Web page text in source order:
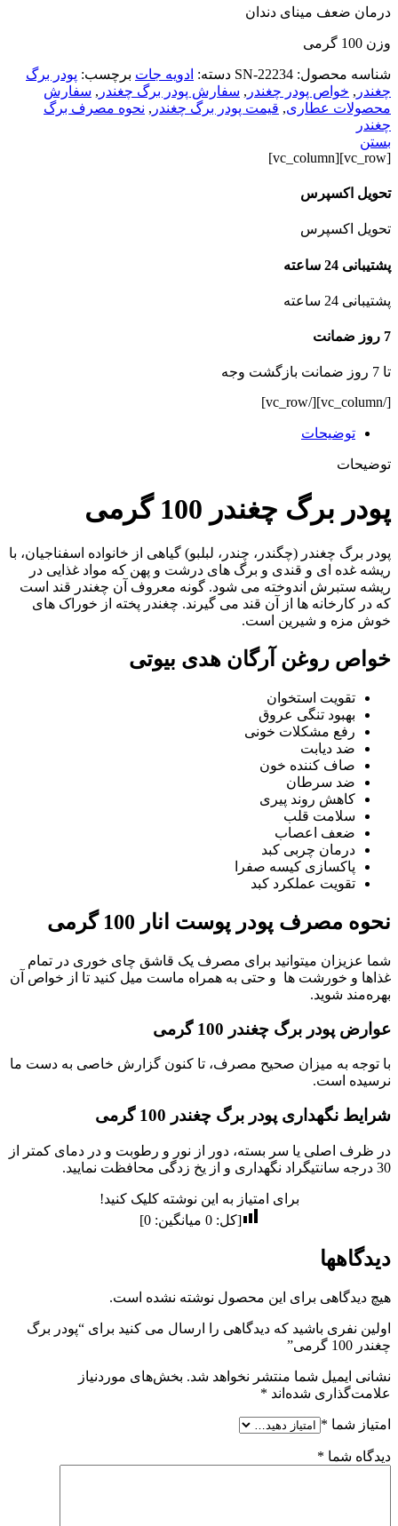
درمان ضعف مینای دندان
وزن 100 گرمی
شناسه محصول: SN-22234 دسته: ادویه جات برچسب: پودر برگ
چغندر , خواص پودر چغندر , سفارش پودر برگ چغندر , سفارش
محصولات عطاری, قیمت پودر برگ چغندر , نحوه مصرف برگ
چغندر
بستن
[vc_row][vc_column]
تحویل اکسپرس
تحویل اکسپرس
پشتیبانی 24 ساعته
پشتیبانی 24 ساعته
7 روز ضمانت
تا 7 روز ضمانت بازگشت وجه
[/vc_column][/vc_row]
توضیحات
توضیحات
پودر برگ چغندر 100 گرمی
پودر برگ چغندر (چگندر، چندر، لبلبو) گیاهی از خانواده اسفناجیان، با
ریشه غده ای و قندی و برگ های درشت و پهن که مواد غذایی در
ریشه ستبرش اندوخته می شود. گونه معروف آن چغندر قند است
که در کارخانه ها از آن قند می گیرند. چغندر پخته از خوراک های
خوش مزه و شیرین است.
خواص روغن آرگان هدی بیوتی
تقویت استخوان
بهبود تنگی عروق
رفع مشکلات خونی
ضد دیابت
صاف کننده خون
ضد سرطان
کاهش روند پیری
سلامت قلب
ضعف اعصاب
درمان چربی کبد
پاکسازی کیسه صفرا
تقویت عملکرد کبد
نحوه مصرف پودر پوست انار 100 گرمی
شما عزیزان میتوانید برای مصرف یک قاشق چای خوری در تمام
غذاها و خورشت ها و حتی به همراه ماست میل کنید تا از خواص آن
بهره‌مند شوید.
عوارض پودر برگ چغندر 100 گرمی
با توجه به میزان صحیح مصرف، تا کنون گزارش خاصی به دست ما
نرسیده است.
شرایط نگهداری پودر برگ چغندر 100 گرمی
در ظرف اصلی یا سر بسته، دور از نور و رطوبت و در دمای کمتر از
30 درجه سانتیگراد نگهداری و از یخ زدگی محافظت نمایید.
برای امتیاز به این نوشته کلیک کنید!
[کل:0 میانگین:0
]
دیدگاهها
هیچ دیدگاهی برای این محصول نوشته نشده است.
اولین نفری باشید که دیدگاهی را ارسال می کنید برای “پودر برگ
چغندر 100 گرمی”
نشانی ایمیل شما منتشر نخواهد شد. بخش‌های موردنیاز
علامت‌گذاری شده‌اند *
امتیاز شما *
دیدگاه شما *